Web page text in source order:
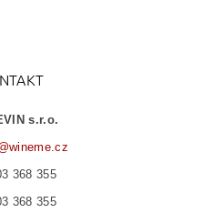
s.r.o.
wineme.cz
368 355
368 355